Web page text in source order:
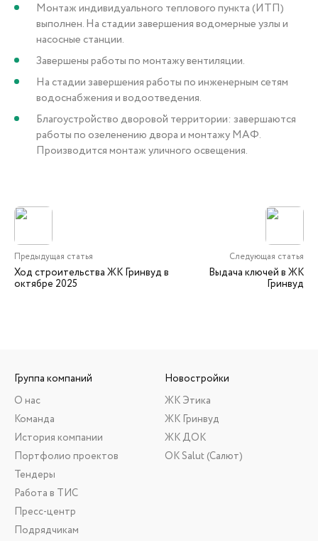
Монтаж индивидуального теплового пункта (ИТП)
выполнен. На стадии завершения водомерные узлы и
насосные станции.
Завершены работы по монтажу вентиляции.
На стадии завершения работы по инженерным сетям
водоснабжения и водоотведения.
Благоустройство дворовой территории: завершаются
работы по озеленению двора и монтажу МАФ.
Производится монтаж уличного освещения.
Предыдущая статья
Ход строительства ЖК Гринвуд в
октябре 2025
Следующая статья
Выдача ключей в ЖК
Гринвуд
Группа компаний
О нас
Команда
История компании
Портфолио проектов
Тендеры
Работа в ТИС
Пресс-центр
Подрядчикам
Новостройки
ЖК Этика
ЖК Гринвуд
ЖК ДОК
ОК Salut (Салют)